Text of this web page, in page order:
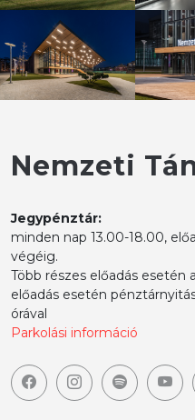
Nemzeti
Jegypénztár:
minden nap 13.00-18.00,
végéig.
Több részes előadás
előadás esetén
órával
Parkolási információ